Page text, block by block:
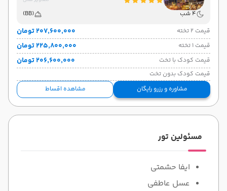
4 شب
(BB)
قیمت 2 تخته
۲۰۷٬۶۰۰٬۰۰۰ تومان
قیمت 1 تخته ۲۲۵٬۸۰۰٬۰۰۰ تومان
قیمت کودک با تخت ۲۰۶٬۶۰۰٬۰۰۰ تومان
قیمت کودک بدون تخت
مشاوره و رزرو رایگان
مشاهده اقساط
مسئولین تور
ایفا حشمتی
عسل عاطفی